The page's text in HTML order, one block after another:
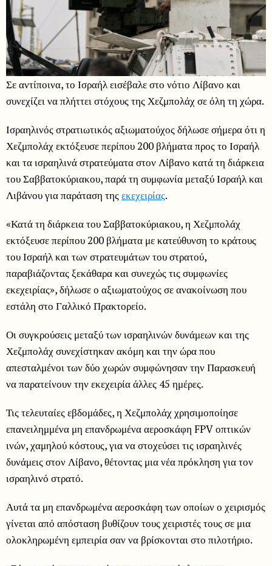
Σε αντίποινα, το Ισραήλ εισέβαλε στο νότιο Λίβανο και
συνεχίζει να πλήττει στόχους της Χεζμπολάχ σε όλη τη χώρα.
Ισραηλινός στρατιωτικός αξιωματούχος δήλωσε σήμερα ότι η
Χεζμπολάχ εκτόξευσε περίπου 200 βλήματα προς το Ισραήλ
και τα ισραηλινά στρατεύματα στον Λίβανο κατά τη διάρκεια
του Σαββατοκύριακου, παρά τη συμφωνία μεταξύ Ισραήλ και
Λιβάνου για παράταση τηςεκεχειρίας.
«Κατά τη διάρκεια του Σαββατοκύριακου, η Χεζμπολάχ
εκτόξευσε περίπου 200 βλήματα με κατεύθυνση το κράτους
του Ισραήλ και των στρατευμάτων του στρατού,
παραβιάζοντας ξεκάθαρα και συνεχώς τις συμφωνίες
εκεχειρίας», δήλωσε ο αξιωματούχος σε ανακοίνωση που
εστάλη στο Γαλλικό Πρακτορείο.
Οι συγκρούσεις μεταξύ των ισραηλινών δυνάμεων και της
Χεζμπολάχ συνεχίστηκαν ακόμη και την ώρα που
απεσταλμένοι των δύο χωρών συμφώνησαν την Παρασκευή
να παρατείνουν την εκεχειρία άλλες 45 ημέρες.
Τις τελευταίες εβδομάδες, η Χεζμπολάχ χρησιμοποίησε
επανειλημμένα μη επανδρωμένα αεροσκάφη FPV οπτικών
ινών, χαμηλού κόστους, για να στοχεύσει τις ισραηλινές
δυνάμεις στον Λίβανο, θέτοντας μια νέα πρόκληση για τον
ισραηλινό στρατό.
Αυτά τα μη επανδρωμένα αεροσκάφη των οποίων ο χειρισμός
γίνεται από απόσταση βυθίζουν τους χειριστές τους σε μια
ολοκληρωμένη εμπειρία σαν να βρίσκονται στο πιλοτήριο.